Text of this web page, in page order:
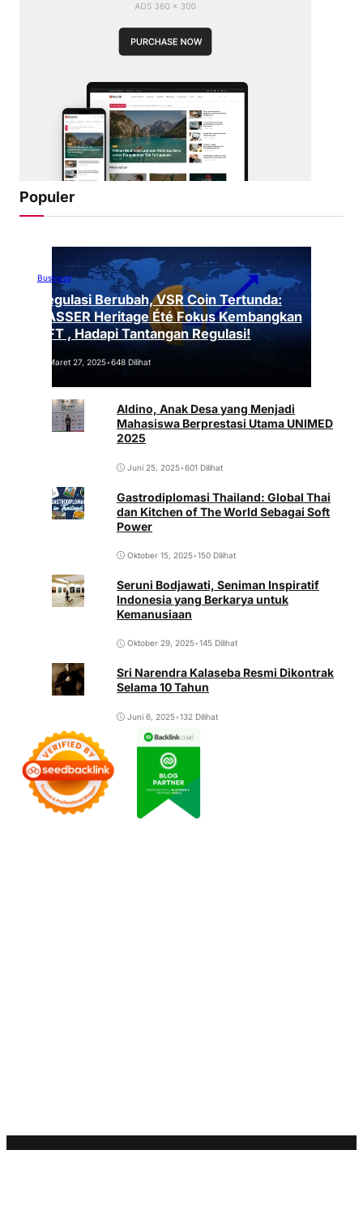
Populer
Business
Regulasi Berubah, VSR Coin Tertunda:
VASSER Heritage Été Fokus Kembangkan
NFT , Hadapi Tantangan Regulasi!
Maret 27, 2025•648 Dilihat
Aldino, Anak Desa yang Menjadi
Mahasiswa Berprestasi Utama UNIMED
2025
Juni 25, 2025•601 Dilihat
Gastrodiplomasi Thailand: Global Thai
dan Kitchen of The World Sebagai Soft
Power
Oktober 15, 2025•150 Dilihat
Seruni Bodjawati, Seniman Inspiratif
Indonesia yang Berkarya untuk
Kemanusiaan
Oktober 29, 2025•145 Dilihat
Sri Narendra Kalaseba Resmi Dikontrak
Selama 10 Tahun
Juni 6, 2025•132 Dilihat